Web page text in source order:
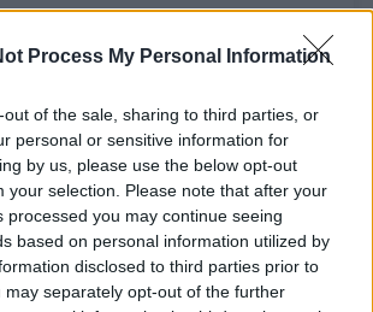
Process My Personal Information
out of the sale, sharing to third parties, or
personal or sensitive information for
by us, please use the below opt-out
your selection. Please note that after your
processed you may continue seeing
based on personal information utilized by
disclosed to third parties prior to
may separately opt-out of the further